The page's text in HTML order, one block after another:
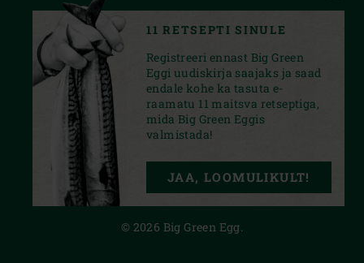
PRIVACY STATEMENT
© 2026 Big Green Egg.
11 RETSEPTI SINULE
Registreeri ennast Big Green
Eggi uudiskirja saajaks ja saad
endale kohe ka tasuta e-
raamatu 11 maitsva retseptiga,
mida Big Green Eggis
valmistada!
JAA, LOOMULIKULT!